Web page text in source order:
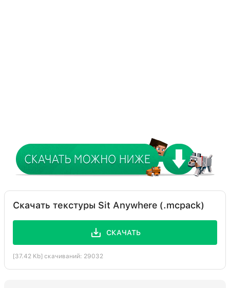
Скачать текстуры Sit Anywhere (.mcpack)
СКАЧАТЬ
[37.42 Kb] скачиваний: 29032